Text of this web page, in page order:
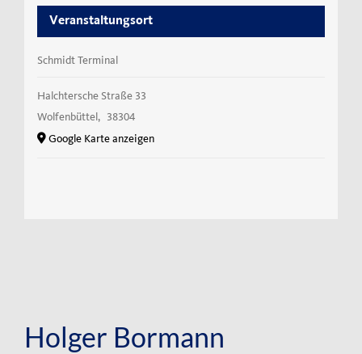
Veranstaltungsort
Schmidt Terminal
Halchtersche Straße 33
Wolfenbüttel, 38304
Google Karte anzeigen
Holger Bormann